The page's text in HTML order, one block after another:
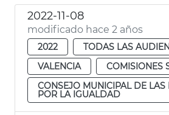
2022-11-08
modificado hace 2 años
2022
TODAS LAS
VALENCIA
COMISIONES
CONSEJO MUNICIPAL DE LAS
POR LA IGUALDAD